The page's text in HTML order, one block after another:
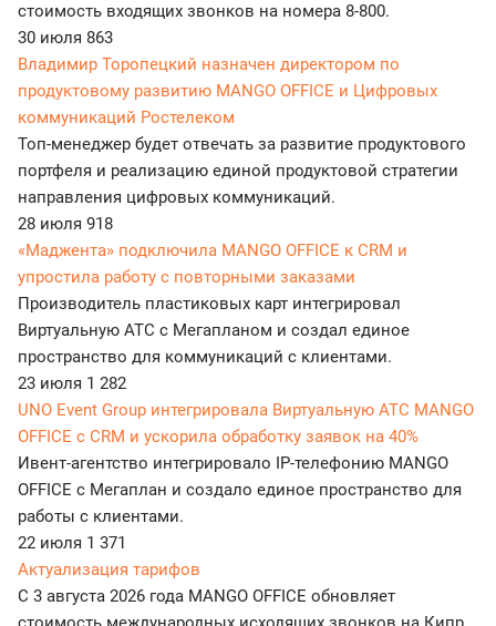
стоимость входящих звонков на номера 8-800.
30 июля 863
Владимир Торопецкий назначен директором по
продуктовому развитию MANGO OFFICE и Цифровых
коммуникаций Ростелеком
Топ-менеджер будет отвечать за развитие продуктового
портфеля и реализацию единой продуктовой стратегии
направления цифровых коммуникаций.
28 июля 918
«Маджента» подключила MANGO OFFICE к CRM и
упростила работу с повторными заказами
Производитель пластиковых карт интегрировал
Виртуальную АТС с Мегапланом и создал единое
пространство для коммуникаций с клиентами.
23 июля 1 282
UNO Event Group интегрировала Виртуальную АТС MANGO
OFFICE с CRM и ускорила обработку заявок на 40%
Ивент-агентство интегрировало IP-телефонию MANGO
OFFICE с Мегаплан и создало единое пространство для
работы с клиентами.
22 июля 1 371
Актуализация тарифов
С 3 августа 2026 года MANGO OFFICE обновляет